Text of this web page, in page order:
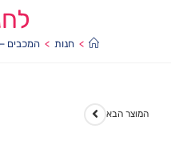
> חנות > המכבים
המוצר הבא